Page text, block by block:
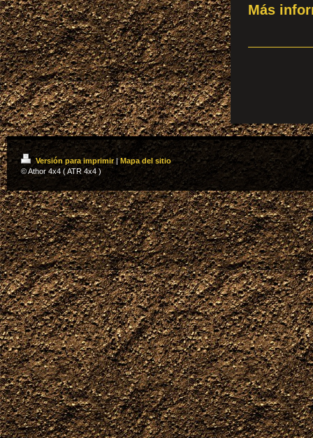
SUZUKI
Más
Versión para imprimir | Mapa del sitio
© Athor 4x4 ( ATR 4x4 )